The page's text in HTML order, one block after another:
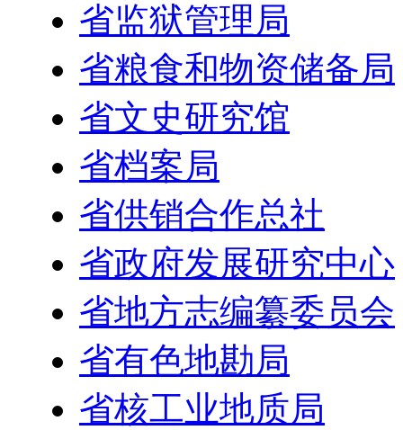
省监狱管理局
省粮食和物资储备局
省文史研究馆
省档案局
省供销合作总社
省政府发展研究中心
省地方志编纂委员会
省有色地勘局
省核工业地质局